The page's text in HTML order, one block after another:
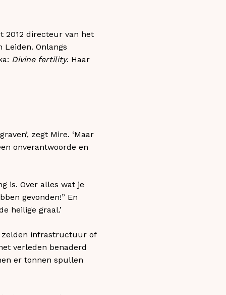
2012 directeur van het
Onlangs
Divine fertility. Haar
zegt Mire. ‘Maar
onverantwoorde en
is. Over alles wat je
gevonden!” En
heilige graal.’
zelden infrastructuur of
verleden benaderd
er tonnen spullen